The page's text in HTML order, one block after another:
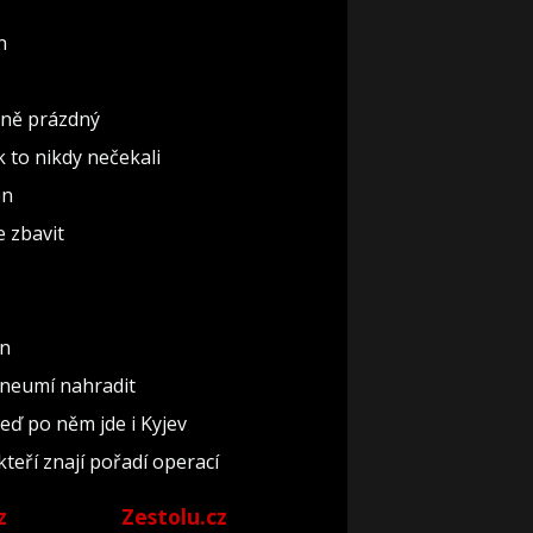
prázdný
to nikdy nečekali
zbavit
nahradit
po něm jde i Kyjev
znají pořadí operací
Zestolu.cz